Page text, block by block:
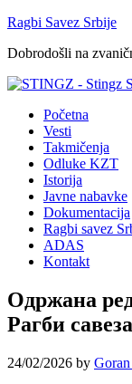
Ragbi Savez Srbije
Dobrodošli na
Početna
Vesti
Takmičenja
Odluke KZT
Istorija
Javne nabavke
Dokumentacija
Ragbi savez
ADAS
Kontakt
Одржана
Рагби
24/02/2026 by